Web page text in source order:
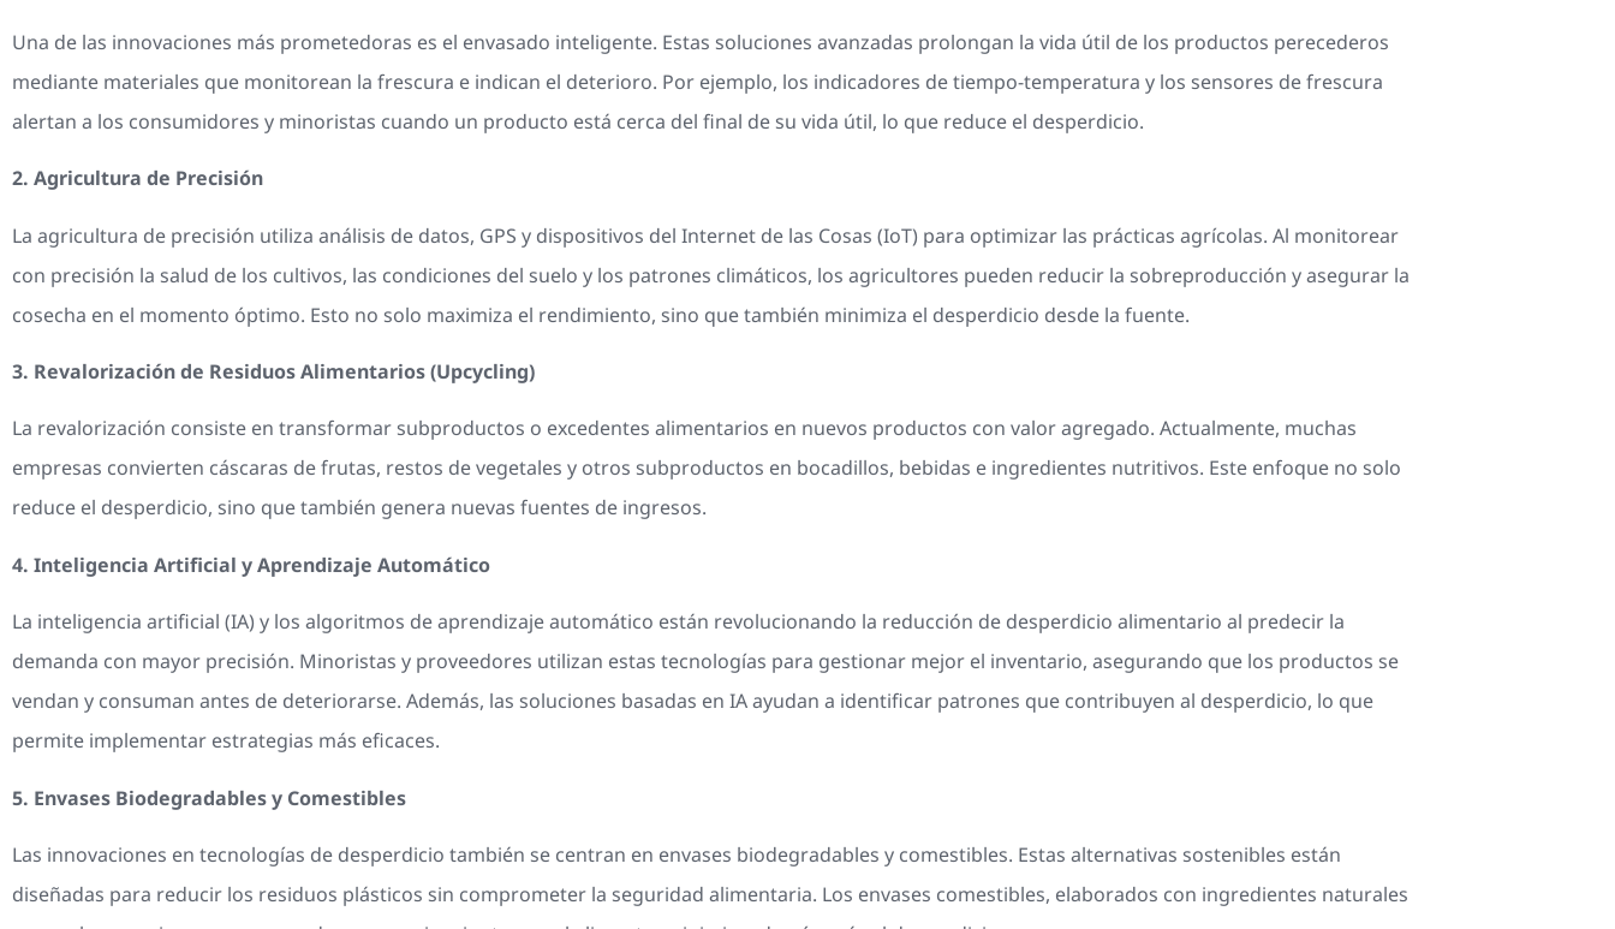
Una de las innovaciones más prometedoras es el envasado inteligente. Estas soluciones avanzadas prolongan la vida útil de los productos perecederos
mediante materiales que monitorean la frescura e indican el deterioro. Por ejemplo, los indicadores de tiempo-temperatura y los sensores de frescura
alertan a los consumidores y minoristas cuando un producto está cerca del final de su vida útil, lo que reduce el desperdicio.
2. Agricultura de Precisión
La agricultura de precisión utiliza análisis de datos, GPS y dispositivos del Internet de las Cosas (IoT) para optimizar las prácticas agrícolas. Al monitorear
con precisión la salud de los cultivos, las condiciones del suelo y los patrones climáticos, los agricultores pueden reducir la sobreproducción y asegurar la
cosecha en el momento óptimo. Esto no solo maximiza el rendimiento, sino que también minimiza el desperdicio desde la fuente.
3. Revalorización de Residuos Alimentarios (Upcycling)
La revalorización consiste en transformar subproductos o excedentes alimentarios en nuevos productos con valor agregado. Actualmente, muchas
empresas convierten cáscaras de frutas, restos de vegetales y otros subproductos en bocadillos, bebidas e ingredientes nutritivos. Este enfoque no solo
reduce el desperdicio, sino que también genera nuevas fuentes de ingresos.
4. Inteligencia Artificial y Aprendizaje Automático
La inteligencia artificial (IA) y los algoritmos de aprendizaje automático están revolucionando la reducción de desperdicio alimentario al predecir la
demanda con mayor precisión. Minoristas y proveedores utilizan estas tecnologías para gestionar mejor el inventario, asegurando que los productos se
vendan y consuman antes de deteriorarse. Además, las soluciones basadas en IA ayudan a identificar patrones que contribuyen al desperdicio, lo que
permite implementar estrategias más eficaces.
5. Envases Biodegradables y Comestibles
Las innovaciones en tecnologías de desperdicio también se centran en envases biodegradables y comestibles. Estas alternativas sostenibles están
diseñadas para reducir los residuos plásticos sin comprometer la seguridad alimentaria. Los envases comestibles, elaborados con ingredientes naturales